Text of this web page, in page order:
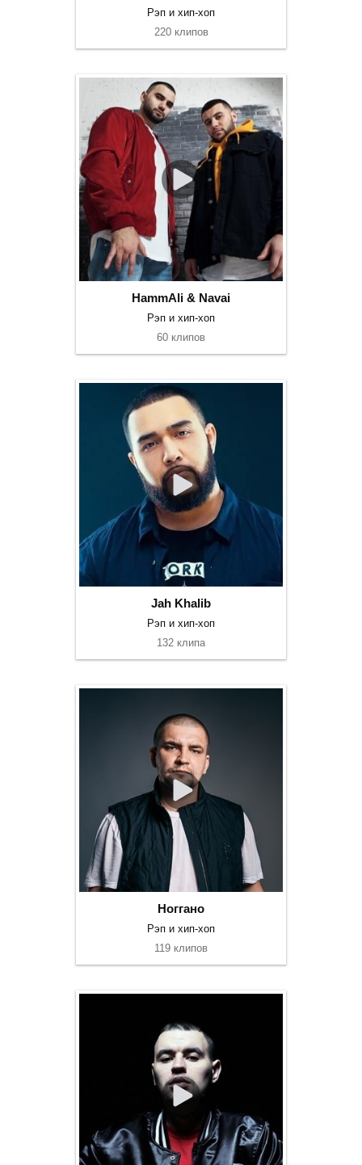
Рэп и хип-хоп
220 клипов
HammAli & Navai
Рэп и хип-хоп
60 клипов
Jah Khalib
Рэп и хип-хоп
132 клипа
Ноггано
Рэп и хип-хоп
119 клипов